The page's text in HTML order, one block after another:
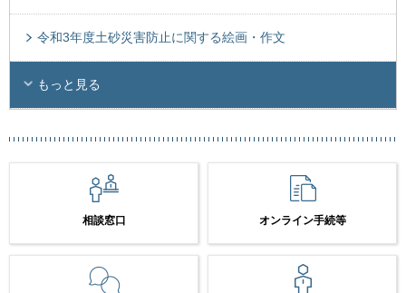
令和3年度土砂災害防止に関する絵画・作文
もっと見る
相談窓口 オンライン手続等